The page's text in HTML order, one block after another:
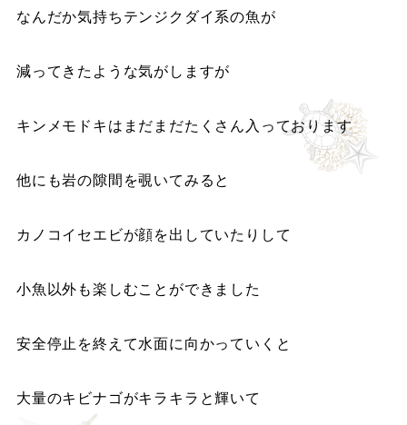
なんだか気持ちテンジクダイ系の魚が
減ってきたような気がしますが
キンメモドキはまだまだたくさん入っております
他にも岩の隙間を覗いてみると
カノコイセエビが顔を出していたりして
小魚以外も楽しむことができました
安全停止を終えて水面に向かっていくと
大量のキビナゴがキラキラと輝いて